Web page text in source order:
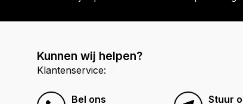
Kunnen wij helpen?
Klantenservice:
Bel ons Stuur